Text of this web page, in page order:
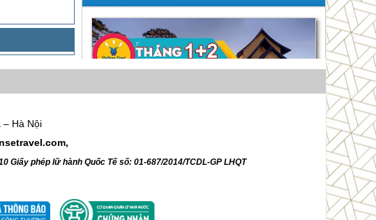
Siêu Khuyến Mãi Tháng 1,2
Hà Nội
Giấy phép lữ hành Quốc Tế số: 01-687/2014/TCDL-GP LHQT